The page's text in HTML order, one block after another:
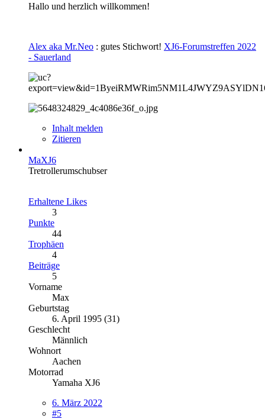
Hallo und herzlich willkommen!
Alex aka Mr.Neo : gutes Stichwort! XJ6-Forumstreffen 2022
- Sauerland
Inhalt melden
Zitieren
MaXJ6
Tretrollerumschubser
Erhaltene Likes
3
Punkte
44
Trophäen
4
Beiträge
5
Vorname
Max
Geburtstag
6. April 1995 (31)
Geschlecht
Männlich
Wohnort
Aachen
Motorrad
Yamaha XJ6
6. März 2022
#5